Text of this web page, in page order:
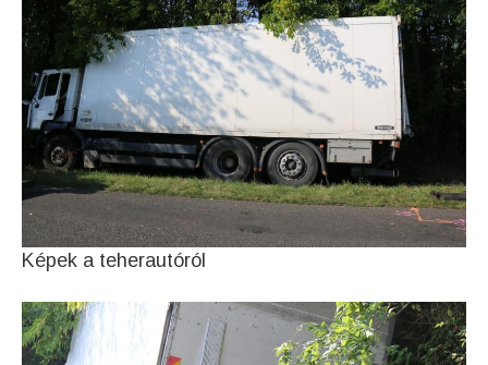
Képek a teherautóról